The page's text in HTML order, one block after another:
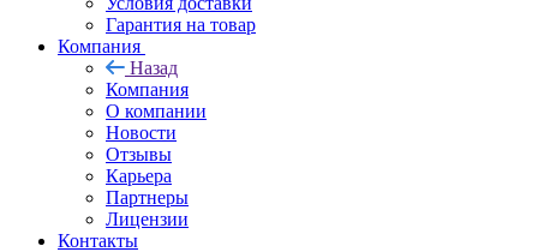
Гарантия на товар
Компания
Назад
Компания
О компании
Новости
Отзывы
Карьера
Партнеры
Лицензии
Контакты